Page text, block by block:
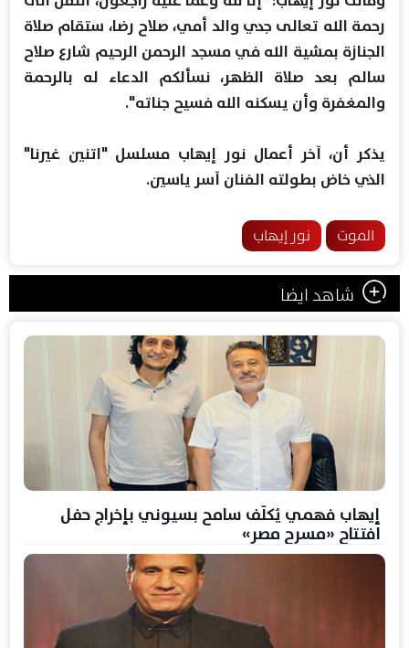
رحمة الله تعالى جدي والد أمي، صلاح رضا، ستقام صلاة
الجنازة بمشية الله في مسجد الرحمن الرحيم شارع صلاح
سالم بعد صلاة الظهر، نسألكم الدعاء له بالرحمة
والمغفرة وأن يسكنه الله فسيح جناته".
يذكر أن، آخر أعمال نور إيهاب مسلسل "اتنين غيرنا"
الذي خاض بطولته الفنان آسر ياسين.
الموت نور إيهاب
شاهد ايضا
إيهاب فهمي يُكلّف سامح بسيوني بإخراج حفل
افتتاح «مسرح مصر»